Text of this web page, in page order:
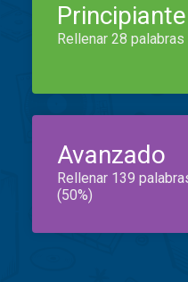
Principiante
Rellenar 28
Avanzado
Rellenar 139
(50%)